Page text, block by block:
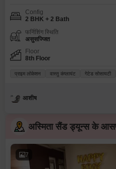
Config
2 BHK + 2 Bath
फर्निशिंग स्थिति
असुसज्जित
Floor
8th Floor
प्राइम लोकेशन वास्तु कंप्लायंट गेटेड सोसायटी
आशीष
अस्मिता सैंड ड्यून्स के
7